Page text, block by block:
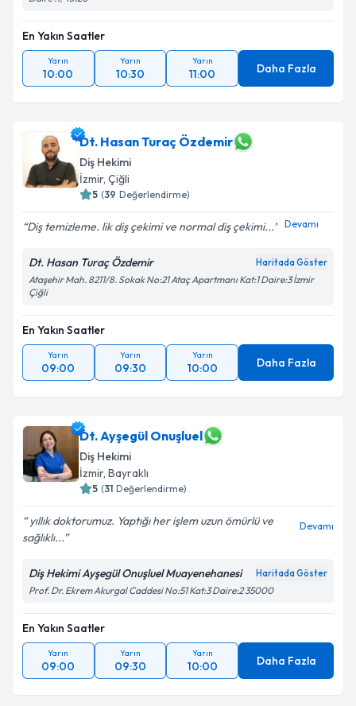
En Yakın Saatler
Yarın
10:00
Yarın
10:30
Yarın
11:00 Daha Fazla
Dt. Hasan Turaç Özdemir
Diş Hekimi
İzmir, Çiğli
5 (39 Değerlendirme)
Diş temizleme. lik diş çekimi ve normal diş çekimi... Devamı
Dt. Hasan Turaç Özdemir Haritada Göster
Ataşehir Mah. 8211/8. Sokak No:21 Ataç Apartmanı Kat:1 Daire:3 İzmir
Çiğli
En Yakın Saatler
Yarın
09:00
Yarın
09:30
Yarın
10:00 Daha Fazla
Dt. Ayşegül Onuşluel
Diş Hekimi
İzmir, Bayraklı
5 (31 Değerlendirme)
yıllık doktorumuz. Yaptığı her işlem uzun ömürlü ve
sağlıklı...
Devamı
Diş Hekimi Ayşegül Onuşluel Muayenehanesi Haritada Göster
Prof. Dr. Ekrem Akurgal Caddesi No:51 Kat:3 Daire:2 35000
En Yakın Saatler
Yarın
09:00
Yarın
09:30
Yarın
10:00 Daha Fazla